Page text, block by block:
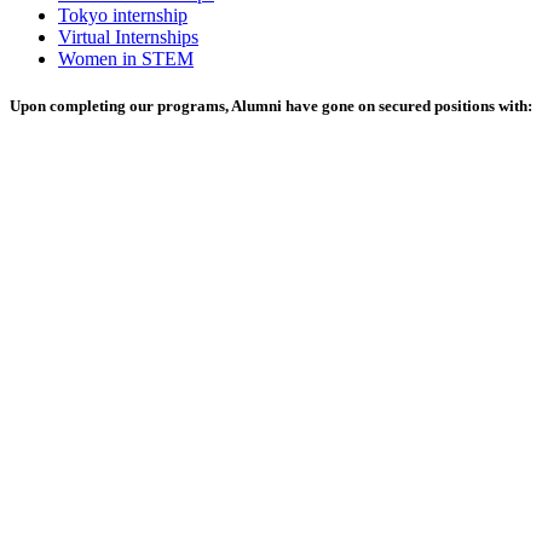
Tokyo internship
Virtual Internships
Women in STEM
Upon completing our programs, Alumni have gone on secured positions with: